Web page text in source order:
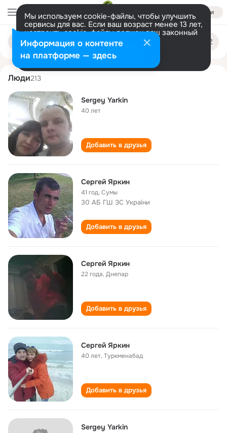
Войти
Мы используем cookie-файлы, чтобы улучшить
сервисы для вас. Если ваш возраст менее 13 лет,
настроить cookie-файлы должен ваш законный
представитель. Больше информации
Разрешить все Настроить
Поиск
людям
sergey yarkin
Люди213
Sergey Yarkin
40 лет
Добавить в друзья
Сергей Яркин
41 год,Сумы
30 АБ ГШ ЗС України
Добавить в друзья
Сергей Яркин
22 года,Днепар
Добавить в друзья
Сергей Яркин
40 лет,Туркменабад
Добавить в друзья
Sergey Yarkin
Информация о контенте
на платформе — здесь